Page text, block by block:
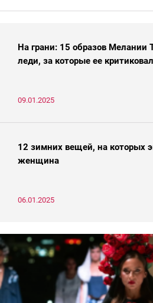
На грани: 15 образов Мелании
леди, за которые ее
09.01.2025
12 зимних вещей, на которых
женщина
06.01.2025